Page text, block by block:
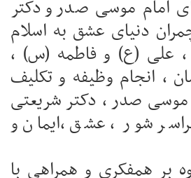
امام موسی صدر و دکتر
دنیای عشق به اسلام
علی (ع) و فاطمه (س) ،
، انجام وظیفه و تکلیف
موسی صدر ، دکتر شریعتی
شور ، عشق ،ایمان و
بر همفکری و همراهی با